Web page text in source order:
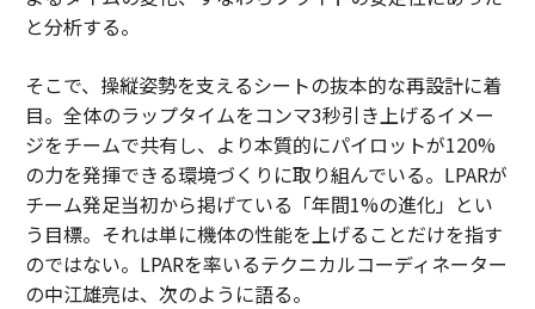
と分析する。
そこで、操縦姿勢を支えるシートの抜本的な再設計に着
目。全体のラップタイムをコンマ3秒引き上げるイメー
ジをチームで共有し、より本質的にパイロットが120%
の力を発揮できる環境づくりに取り組んでいる。LPARが
チーム発足当初から掲げている「年間1%の進化」とい
う目標。それは単に機体の性能を上げることだけを指す
のではない。LPARを率いるテクニカルコーディネーター
の中江雄亮は、次のように語る。